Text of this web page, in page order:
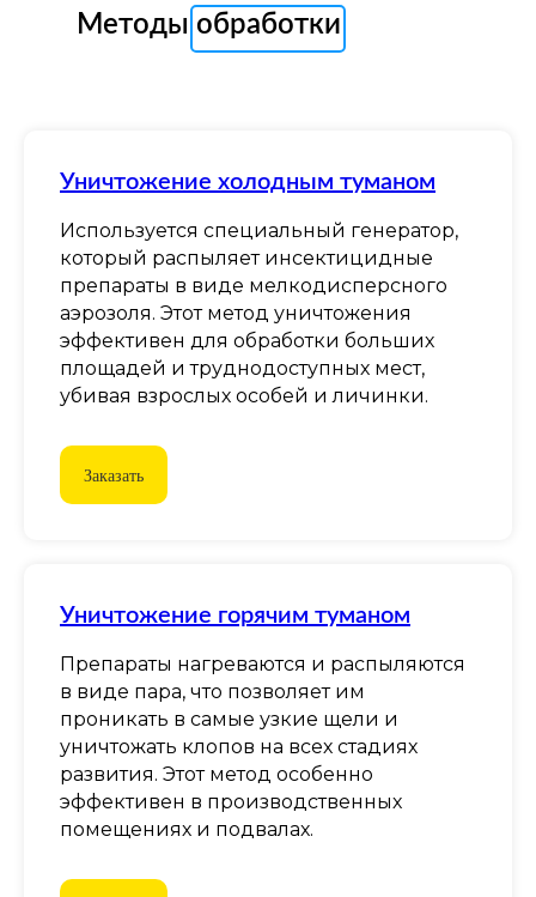
Методы обработки
Уничтожение холодным туманом
Используется специальный генератор,
который распыляет инсектицидные
препараты в виде мелкодисперсного
аэрозоля. Этот метод уничтожения
эффективен для обработки больших
площадей и труднодоступных мест,
убивая взрослых особей и личинки.
Заказать
Уничтожение горячим туманом
Препараты нагреваются и распыляются
в виде пара, что позволяет им
проникать в самые узкие щели и
уничтожать клопов на всех стадиях
развития. Этот метод особенно
эффективен в производственных
помещениях и подвалах.